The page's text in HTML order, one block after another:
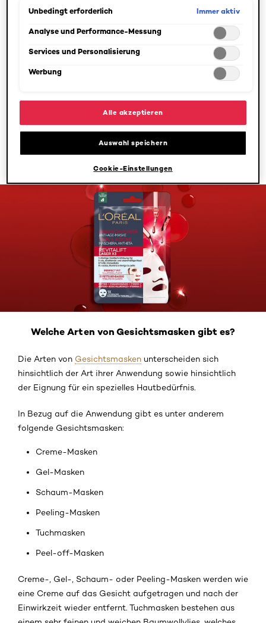
Wirkstoffe durch die lange Verweildauer der Maske auf
möglich, dass sich weitere Effekte durch das Abdecken
der Haut mit der Maske ergeben. So kann es zu einer
leichten Erwärmung kommen. Auch kühlende Effekte sind
möglich – das hängt von den verwendeten Inhaltsstoffen
verfeinern das Hautbild. Sie eignen sich beispielsweise
durch die sanfte und gründliche Reinigung der Poren als
Welche Arten von Gesichtsmasken gibt es?
Die Arten von Gesichtsmasken unterscheiden sich
hinsichtlich der Art ihrer Anwendung sowie hinsichtlich
der Eignung für ein spezielles Hautbedürfnis.
In Bezug auf die Anwendung gibt es unter anderem
folgende Gesichtsmasken:
Creme-Masken
Gel-Masken
Schaum-Masken
Peeling-Masken
Tuchmasken
Peel-off-Masken
Creme-, Gel-, Schaum- oder Peeling-Masken werden wie
eine Creme auf das Gesicht aufgetragen und nach der
Einwirkzeit wieder entfernt. Tuchmasken bestehen aus
ebenfalls möglich und speicherbar ("Auswahl speichern"). Die
angepasst werden. Für weitere Informationen s. unsere
Unbedingt erforderlich Immer aktiv
Analyse und Performance-Messung
Services und Personalisierung
Werbung
Alle akzeptieren
Auswahl speichern
Cookie-Einstellungen